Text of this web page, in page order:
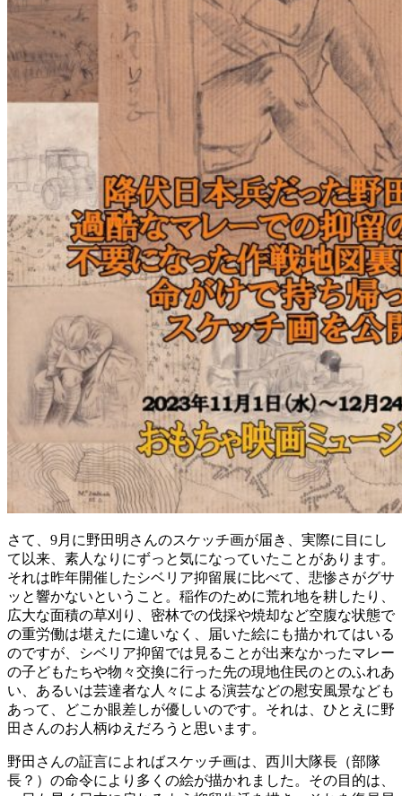
さて、9月に野田明さんのスケッチ画が届き、実際に目にし
て以来、素人なりにずっと気になっていたことがあります。
それは昨年開催したシベリア抑留展に比べて、悲惨さがグサ
ッと響かないということ。稲作のために荒れ地を耕したり、
広大な面積の草刈り、密林での伐採や焼却など空腹な状態で
の重労働は堪えたに違いなく、届いた絵にも描かれてはいる
のですが、シベリア抑留では見ることが出来なかったマレー
の子どもたちや物々交換に行った先の現地住民のとのふれあ
い、あるいは芸達者な人々による演芸などの慰安風景なども
あって、どこか眼差しが優しいのです。それは、ひとえに野
田さんのお人柄ゆえだろうと思います。
野田さんの証言によればスケッチ画は、西川大隊長（部隊
長？）の命令により多くの絵が描かれました。その目的は、